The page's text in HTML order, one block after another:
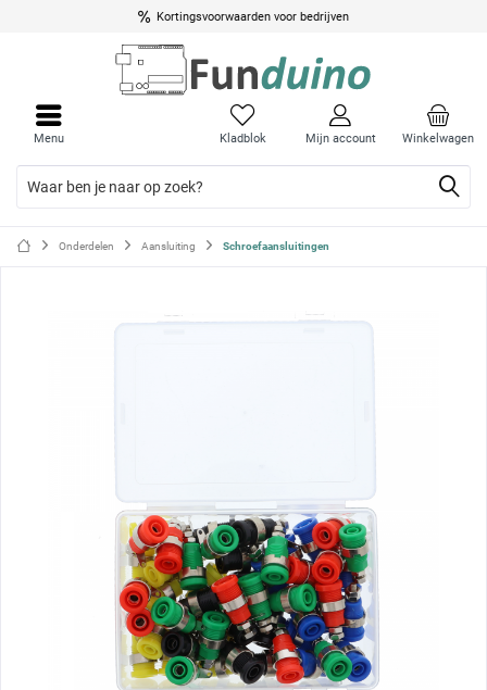
Kortingsvoorwaarden voor bedrijven
Winkelwagen
Kladblok Mijn account
Menu
Onderdelen Aansluiting Schroefaansluitingen